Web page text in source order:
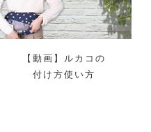
【動画】ルカコの
付け方使い方